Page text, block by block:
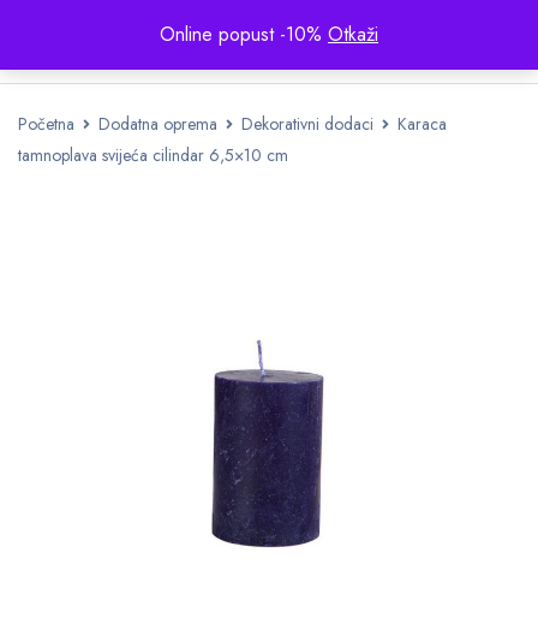
Online popust -10% Otkaži
Početna Dodatna oprema Dekorativni dodaci
Karaca
tamnoplava svijeća cilindar 6,5×10 cm